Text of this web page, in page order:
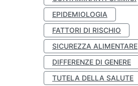
EPIDEMIOLOGIA
FATTORI DI RISCHIO
SICUREZZA ALIMENTARE
DIFFERENZE DI GENERE
TUTELA DELLA SALUTE